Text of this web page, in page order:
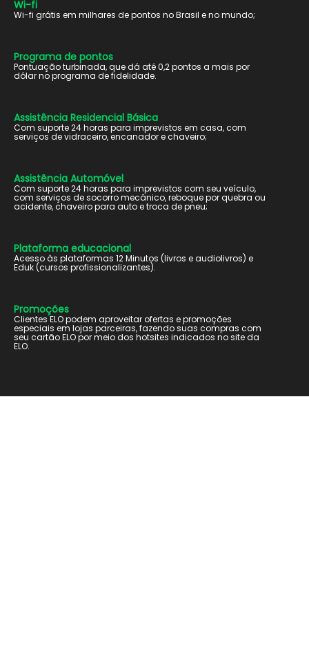
Wi-fi
Wi-fi grátis em milhares de pontos no Brasil e no mundo;
Programa de pontos
Pontuação turbinada, que dá até 0,2 pontos a mais por
dólar no programa de fidelidade.
Assistência Residencial Básica
Com suporte 24 horas para imprevistos em casa, com
serviços de vidraceiro, encanador e chaveiro;
Assistência Automóvel
Com suporte 24 horas para imprevistos com seu veículo,
com serviços de socorro mecânico, reboque por quebra ou
acidente, chaveiro para auto e troca de pneu;
Plataforma educacional
Acesso às plataformas 12 Minutos (livros e audiolivros) e
Eduk (cursos profissionalizantes).
Promoções
Clientes ELO podem aproveitar ofertas e promoções
especiais em lojas parceiras, fazendo suas compras com
seu cartão ELO por meio dos hotsites indicados no site da
ELO.